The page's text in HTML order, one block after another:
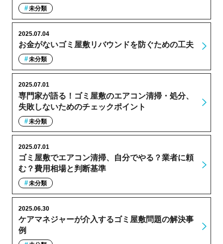
未分類
お金がないゴミ屋敷リバウンドを防ぐための工夫
2025.07.04
未分類
専門家が語る！ゴミ屋敷のエアコン清掃・処分、
失敗しないためのチェックポイント
2025.07.01
未分類
ゴミ屋敷でエアコン清掃、自分でやる？業者に頼
む？費用相場と判断基準
2025.07.01
未分類
ケアマネジャーが介入するゴミ屋敷問題の解決事
例
2025.06.30